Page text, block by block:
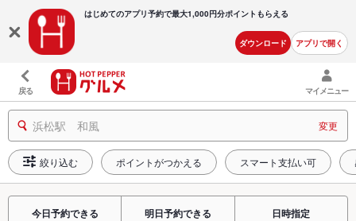
はじめてのアプリ予約で最大1,000円分ポイントもらえる
ダウンロード アプリで開く
戻る マイメニュー
浜松駅 和風 変更
絞り込む ポイントがつかえる スマート支払い可
今日予約できる 明日予約できる 日時指定